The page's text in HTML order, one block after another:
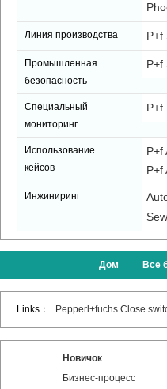
Линия производства P+f
Промышленная
безопасность
P+f
Специальный
мониторинг
P+f
Использование
кейсов
P+f
P+f
Инжиниринг
Дом Все
Links： Pepperl+fuchs Close
Новичок
Бизнес-процесс